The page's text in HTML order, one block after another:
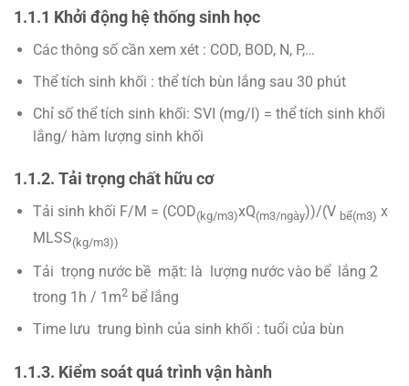
1.1.1 Khởi động hệ thống sinh học
Các thông số cần xem xét : COD, BOD, N, P,…
Thể tích sinh khối : thể tích bùn lắng sau 30 phút
Chỉ số thể tích sinh khối: SVI (mg/l) = thể tích sinh khối
lắng/ hàm lượng sinh khối
1.1.2. Tải trọng chất hữu cơ
Tải sinh khối F/M = (COD(kg/m3)xQ(m3/ngày))/(V bể(m3) x
MLSS(kg/m3))
Tải trọng nước bề mặt: là lượng nước vào bể lắng 2
trong 1h / 1m2bể lắng
Time lưu trung bình của sinh khối : tuổi của bùn
1.1.3. Kiểm soát quá trình vận hành